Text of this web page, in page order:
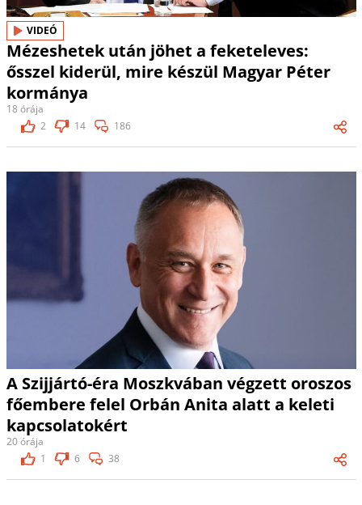
VIDEÓ
Mézeshetek után jöhet a feketeleves:
ősszel kiderül, mire készül Magyar Péter
kormánya
18 órája
2
14 186
A Szijjártó-éra Moszkvában végzett oroszos
főembere felel Orbán Anita alatt a keleti
kapcsolatokért
20 órája
1
6 38